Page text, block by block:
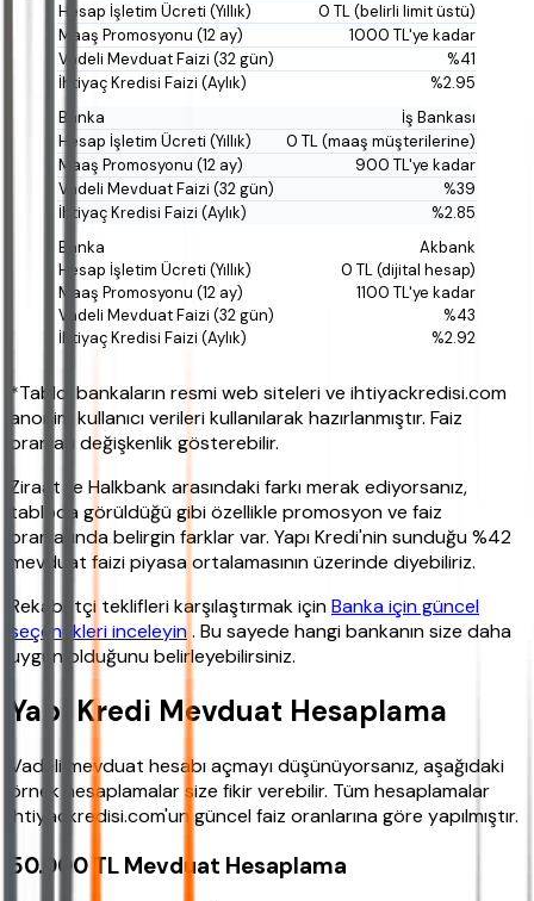
0 TL (belirli limit üstü)
1000 TL'ye kadar
%41
%2.95
İş Bankası
0 TL (maaş müşterilerine)
900 TL'ye kadar
%39
%2.85
Akbank
0 TL (dijital hesap)
1100 TL'ye kadar
%43
%2.92
*Tablo, bankaların resmi web siteleri ve ihtiyackredisi.com
anonim kullanıcı verileri kullanılarak hazırlanmıştır. Faiz
oranları değişkenlik gösterebilir.
Ziraat ile Halkbank arasındaki farkı merak ediyorsanız,
tabloda görüldüğü gibi özellikle promosyon ve faiz
oranlarında belirgin farklar var. Yapı Kredi'nin sunduğu %42
mevduat faizi piyasa ortalamasının üzerinde diyebiliriz.
Rekabetçi teklifleri karşılaştırmak içinBanka için güncel
seçenekleri inceleyin . Bu sayede hangi bankanın size daha
uygun olduğunu belirleyebilirsiniz.
Yapı Kredi Mevduat Hesaplama
Vadeli mevduat hesabı açmayı düşünüyorsanız, aşağıdaki
örnek hesaplamalar size fikir verebilir. Tüm hesaplamalar
ihtiyackredisi.com'un güncel faiz oranlarına göre yapılmıştır.
50.000 TL Mevduat Hesaplama